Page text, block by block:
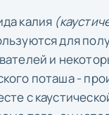
калия
для
и
поташа -
с